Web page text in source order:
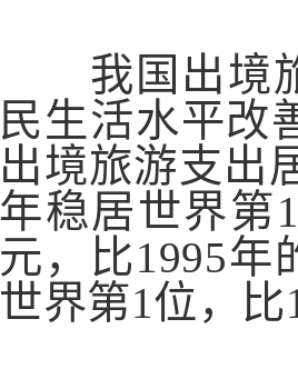
我国出境旅
民生活水平改
出境旅游支出
年稳居世界第
元，比1995年
世界第1位，比